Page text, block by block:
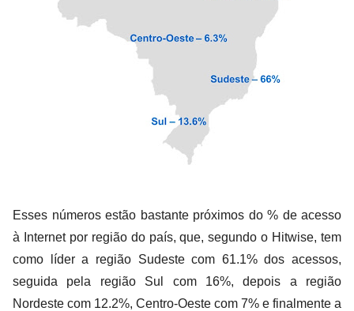
Esses números estão bastante próximos do % de acesso
à Internet por região do país, que, segundo o Hitwise, tem
como líder a região Sudeste com 61.1% dos acessos,
seguida pela região Sul com 16%, depois a região
Nordeste com 12.2%, Centro-Oeste com 7% e finalmente a